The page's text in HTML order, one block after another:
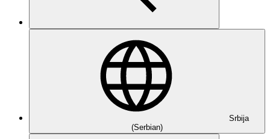
Srbija
(Serbian)